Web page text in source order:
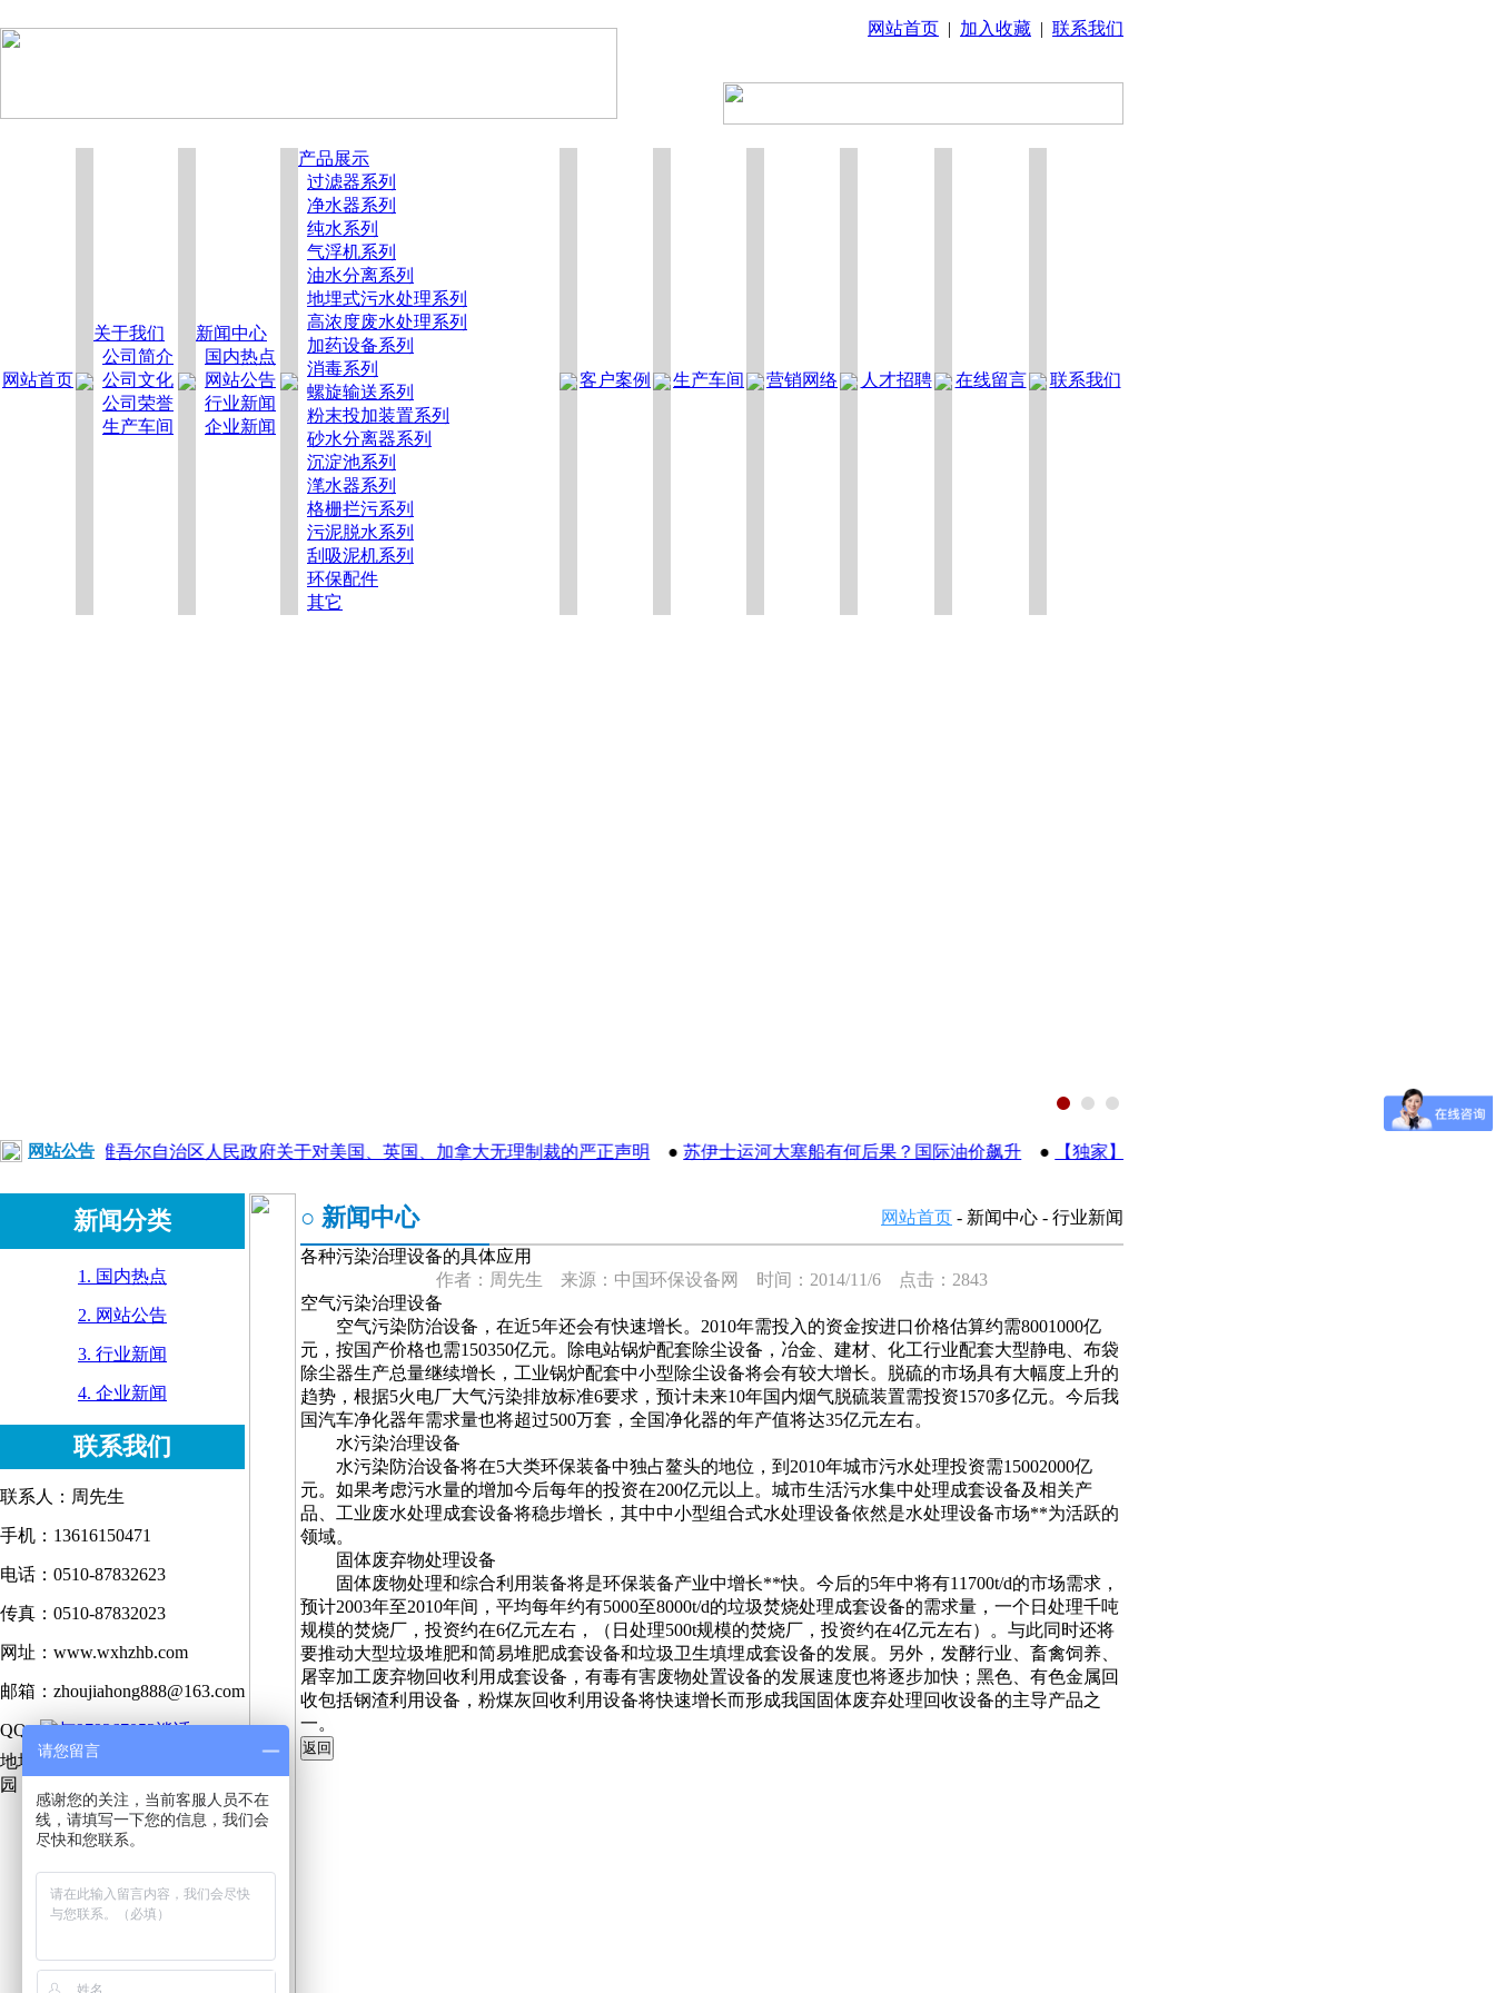
网站首页 | 加入收藏 | 联系我们
网站首页
关于我们
公司简介
公司文化
公司荣誉
生产车间
新闻中心
国内热点
网站公告
行业新闻
企业新闻
产品展示
过滤器系列
净水器系列
纯水系列
气浮机系列
油水分离系列
地埋式污水处理系列
高浓度废水处理系列
加药设备系列
消毒系列
螺旋输送系列
粉末投加装置系列
砂水分离器系列
沉淀池系列
滗水器系列
格栅拦污系列
污泥脱水系列
刮吸泥机系列
环保配件
其它
客户案例 生产车间 营销网络 人才招聘 在线留言 联系我们
网站公告
●新疆维吾尔自治区人民政府关于对美国、英国、加拿大无理制裁的严正声明● 苏伊士运河大塞船有何后果？国际油价飙升● 【独家】芬兰软件专家AAVA 重新定义行业ERP
新闻分类
1. 国内热点
2. 网站公告
3. 行业新闻
4. 企业新闻
联系我们
联系人：周先生
手机：13616150471
电话：0510-87832623
传真：0510-87832023
网址：www.wxhzhb.com
邮箱：zhoujiahong888@163.com
QQ :
地址：宜兴市高塍镇环保工业
园
○ 新闻中心 网站首页 - 新闻中心 - 行业新闻
各种污染治理设备的具体应用
作者：周先生 来源：中国环保设备网 时间：2014/11/6 点击：2843
空气污染治理设备
空气污染防治设备，在近5年还会有快速增长。2010年需投入的资金按进口价格估算约需8001000亿
元，按国产价格也需150350亿元。除电站锅炉配套除尘设备，冶金、建材、化工行业配套大型静电、布袋
除尘器生产总量继续增长，工业锅炉配套中小型除尘设备将会有较大增长。脱硫的市场具有大幅度上升的
趋势，根据5火电厂大气污染排放标准6要求，预计未来10年国内烟气脱硫装置需投资1570多亿元。今后我
国汽车净化器年需求量也将超过500万套，全国净化器的年产值将达35亿元左右。
水污染治理设备
水污染防治设备将在5大类环保装备中独占鳌头的地位，到2010年城市污水处理投资需15002000亿
元。如果考虑污水量的增加今后每年的投资在200亿元以上。城市生活污水集中处理成套设备及相关产
品、工业废水处理成套设备将稳步增长，其中中小型组合式水处理设备依然是水处理设备市场**为活跃的
领域。
固体废弃物处理设备
固体废物处理和综合利用装备将是环保装备产业中增长**快。今后的5年中将有11700t/d的市场需求，
预计2003年至2010年间，平均每年约有5000至8000t/d的垃圾焚烧处理成套设备的需求量，一个日处理千吨
规模的焚烧厂，投资约在6亿元左右，（日处理500t规模的焚烧厂，投资约在4亿元左右）。与此同时还将
要推动大型垃圾堆肥和简易堆肥成套设备和垃圾卫生填埋成套设备的发展。另外，发酵行业、畜禽饲养、
屠宰加工废弃物回收利用成套设备，有毒有害废物处置设备的发展速度也将逐步加快；黑色、有色金属回
收包括钢渣利用设备，粉煤灰回收利用设备将快速增长而形成我国固体废弃处理回收设备的主导产品之
一。
请您留言
感谢您的关注，当前客服人员不在
线，请填写一下您的信息，我们会
尽快和您联系。